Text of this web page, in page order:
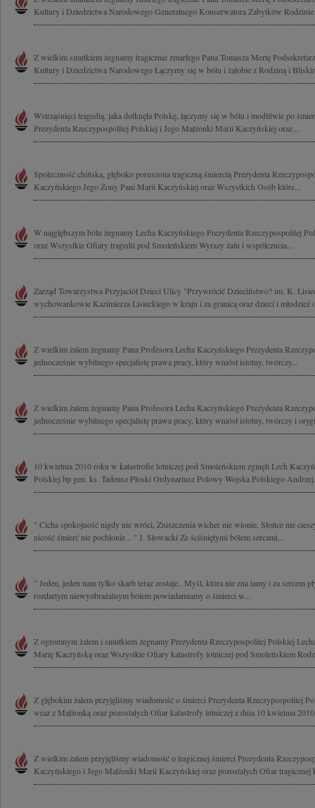
Kultury i Dziedzictwa Narodowego Generalnego Konserwatora Zabytków Rodzinie
Z wielkim smutkiem żegnamy tragicznie zmarłego Pana Tomasza Mertę
Kultury i Dziedzictwa Narodowego Łączymy się w bólu i żałobie z Rodziną i
Wstrząśnięci tragedią, jaka dotknęła Polskę, łączymy się w bólu i modlitwie po
Prezydenta Rzeczypospolitej Polskiej i Jego Małżonki Marii Kaczyńskiej oraz...
Społeczność chińska, głęboko poruszona tragiczną śmiercią Prezydenta
Kaczyńskiego Jego Żony Pani Marii Kaczyńskiej oraz Wszystkich Osób które...
W najgłębszym bólu żegnamy Lecha Kaczyńskiego Prezydenta Rzeczypospolitej
oraz Wszystkie Ofiary tragedii pod Smoleńskiem Wyrazy żalu i współczucia...
Zarząd Towarzystwa Przyjaciół Dzieci Ulicy "Przywrócić Dzieciństwo? im. K.
wychowankowie Kazimierza Lisieckiego w kraju i za granicą oraz dzieci i
Z wielkim żalem żegnamy Pana Profesora Lecha Kaczyńskiego Prezydenta
jednocześnie wybitnego specjalistę prawa pracy, który wniósł istotny, twórczy...
Z wielkim żalem żegnamy Pana Profesora Lecha Kaczyńskiego Prezydenta
jednocześnie wybitnego specjalistę prawa pracy, który wniósł istotny, twórczy i
10 kwietnia 2010 roku w katastrofie lotniczej pod Smoleńskiem zginęli Lech
Polskiej bp gen. ks. Tadeusz Płoski Ordynariusz Polowy Wojska Polskiego
" Cicha spokojność nigdy nie wróci, Zniszczenia wicher nie wionie, Słońce nie
nicość śmierć nie pochłonie... " J. Słowacki Ze ściśniętymi bólem sercami...
" Jeden, jeden nam tylko skarb teraz zostaje.. Myśl, która nie zna tamy i za sercem
rozdartym niewyobrażalnym bólem powiadamiamy o śmierci w...
Z ogromnym żalem i smutkiem żegnamy Prezydenta Rzeczypospolitej Polskiej
Marię Kaczyńską oraz Wszystkie Ofiary katastrofy lotniczej pod Smoleńskiem
Z głębokim żalem przyjęliśmy wiadomość o śmierci Prezydenta Rzeczypospolitej
wraz z Małżonką oraz pozostałych Ofiar katastrofy lotniczej z dnia 10 kwietnia
Z wielkim żalem przyjęliśmy wiadomość o tragicznej śmierci Prezydenta
Kaczyńskiego i Jego Małżonki Marii Kaczyńskiej oraz pozostałych Ofiar tragicznej